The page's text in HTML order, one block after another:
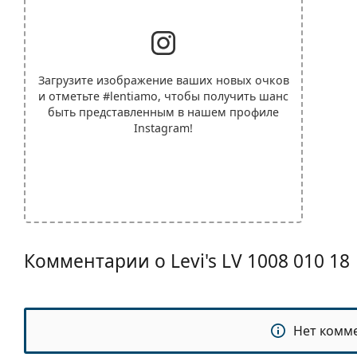
Загрузите изображение ваших новых очков
и отметьте #lentiamo, чтобы получить шанс
быть представленным в нашем профиле
Instagram!
Комментарии о Levi's LV 1008 010 18
Нет